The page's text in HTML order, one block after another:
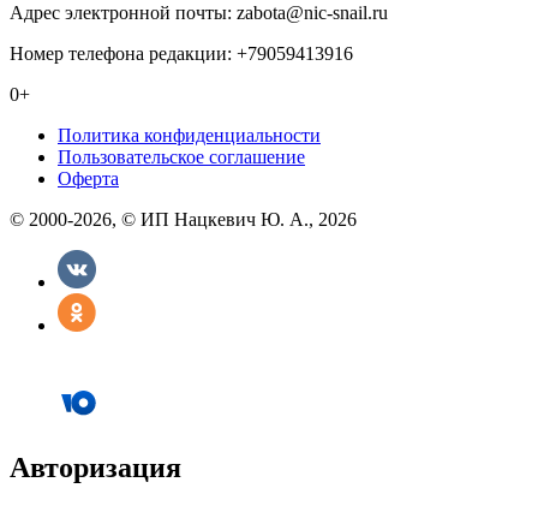
Адрес электронной почты: zabota@nic-snail.ru
Номер телефона редакции: +79059413916
0+
Политика конфиденциальности
Пользовательское соглашение
Оферта
© 2000-2026, © ИП Нацкевич Ю. А., 2026
Авторизация